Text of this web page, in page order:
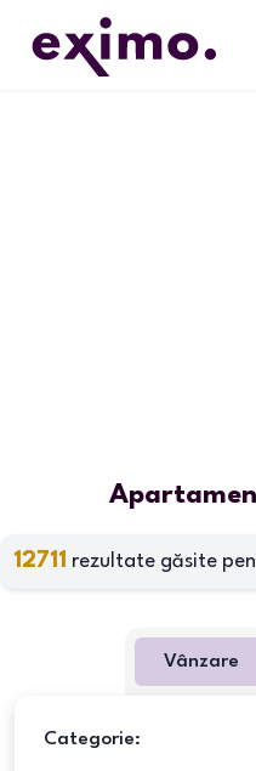
12711 rezultate găsite
Vânzare
Categorie: